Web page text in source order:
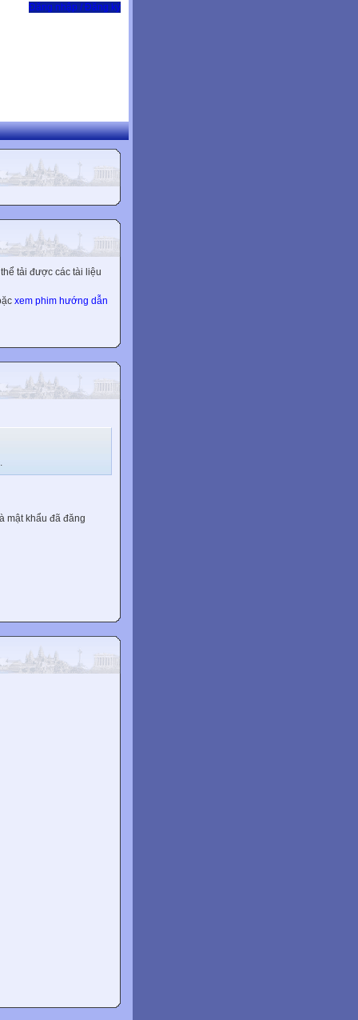
Đăng nhập / Đăng ký
tải được các tài liệu
xem phim hướng dẫn
mật khẩu đã đăng